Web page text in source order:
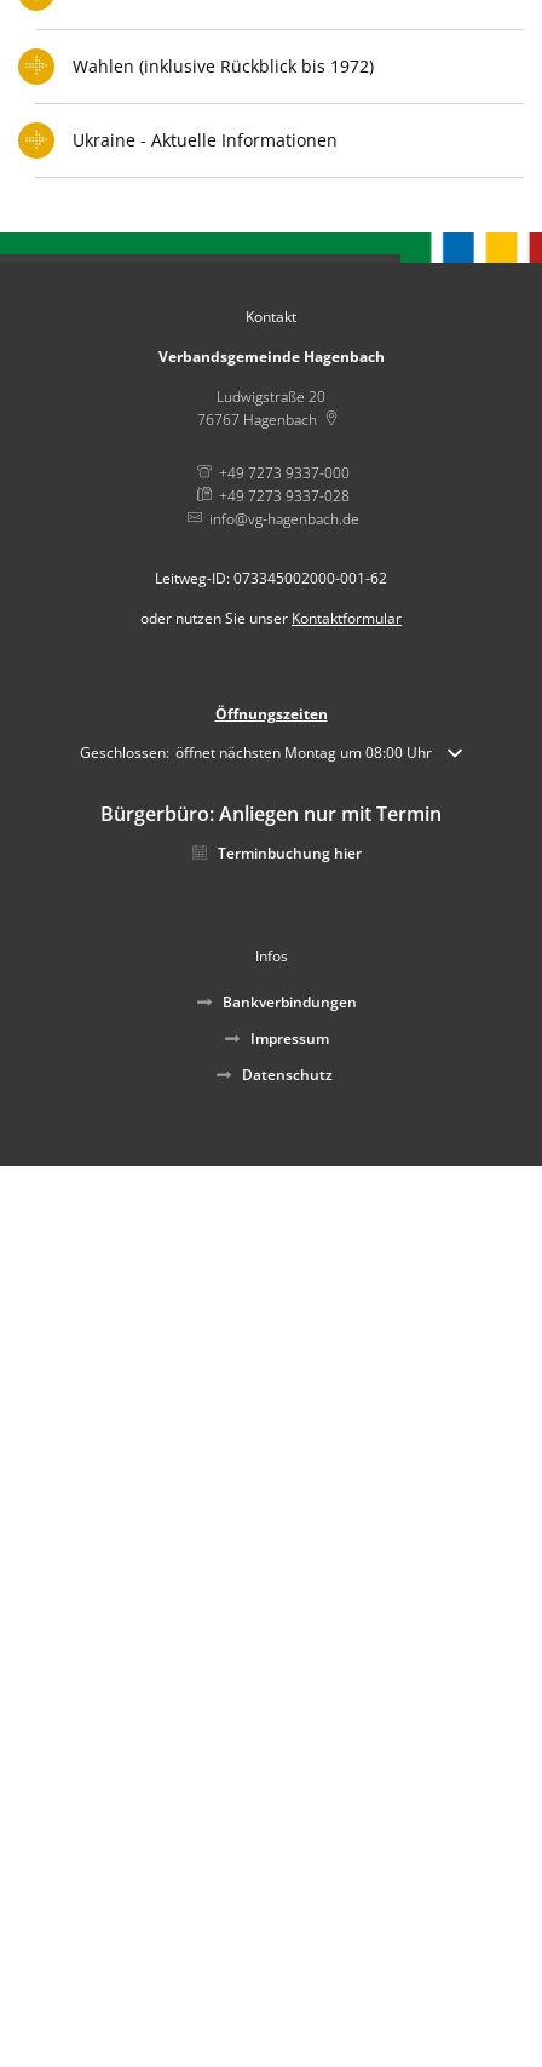
Wahlen (inklusive Rückblick bis 1972)
Ukraine - Aktuelle Informationen
Kontakt
Verbandsgemeinde Hagenbach
Ludwigstraße 20
76767 Hagenbach
+49 7273 9337-000
+49 7273 9337-028
info@vg-hagenbach.de
Leitweg-ID: 073345002000-001-62
oder nutzen Sie unser Kontaktformular
Öffnungszeiten
Klicken, um weitere Öffnungs- oder Schließzeiten auszublenden
Geschlossen: öffnet nächsten Montag um 08:00 Uhr
Bürgerbüro: Anliegen nur mit Termin
Terminbuchung hier
Infos
Bankverbindungen
Impressum
Datenschutz